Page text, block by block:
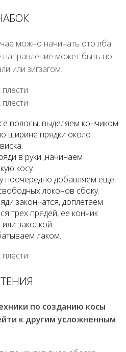
можно начинать ото лба
направление может быть по
или зигзагом.
волосы, выделяем кончиком
ширине прядки около
в руки ,начинаем
косу.
поочередно добавляем еще
локонов сбоку.
закончатся, доплетаем
трех прядей, ее кончик
заколкой.
лаком.
по созданию косы
к другим усложненным